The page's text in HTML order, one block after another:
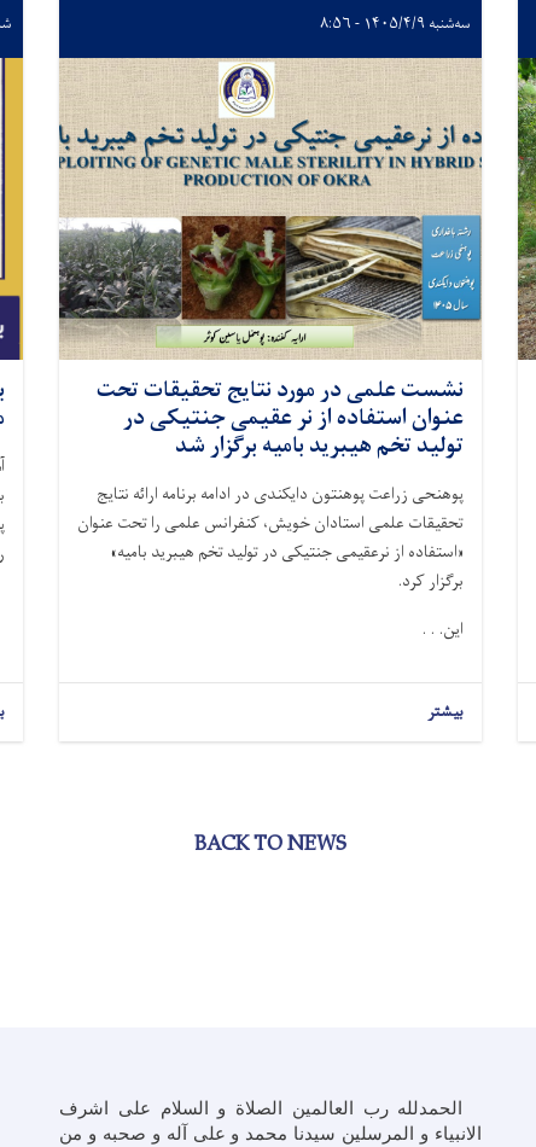
سه‌شنبه ۱۴۰۵/۴/۹ - ۸:۵۶
نشست علمی در مورد نتایج تحقیقات تحت
عنوان استفاده از نر عقیمی جنتیکی در
تولید تخم هیبرید بامیه برگزار شد
پوهنحی زراعت پوهنتون دایکندی در ادامه برنامه ارائه نتایج
تحقیقات علمی استادان خویش، کنفرانس علمی را تحت عنوان
«استفاده از نرعقیمی جنتیکی در تولید تخم هیبرید بامیه»
برگزار کرد.
این. . .
بیشتر
BACK TO NEWS
الحمدلله رب العالمین الصلاة و السلام علی اشرف
الانبیاء و المرسلین سیدنا محمد و علی آله و صحبه و من